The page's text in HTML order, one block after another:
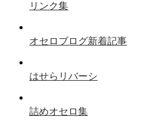
リンク集
オセロブログ新着記事
はせらリバーシ
詰めオセロ集